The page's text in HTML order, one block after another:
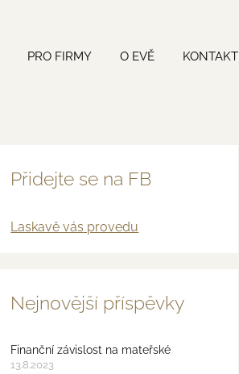
PRO FIRMY O EVĚ KONTAKT
Přidejte se na FB
Laskavě vás provedu
Nejnovější příspěvky
Finanční závislost na mateřské
13.8.2023